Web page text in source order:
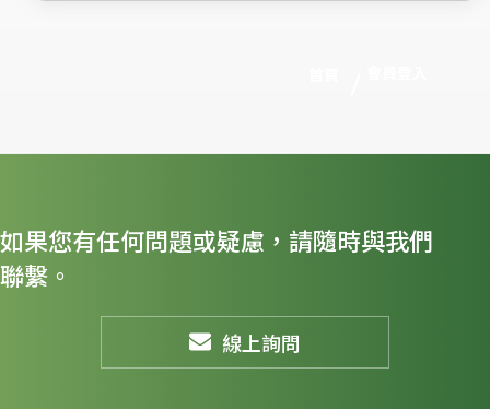
如果您有任何問題或疑慮，請隨時與我們
聯繫。
線上詢問